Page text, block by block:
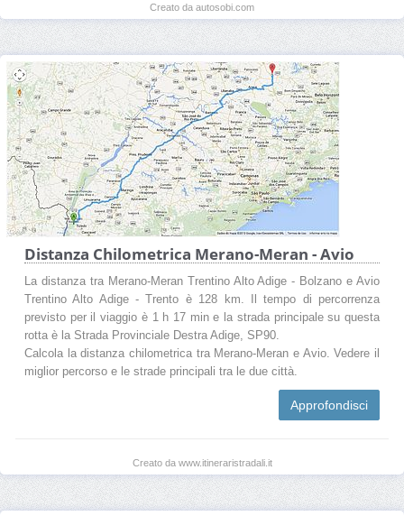
Creato da autosobi.com
Distanza Chilometrica Merano-Meran - Avio
La distanza tra Merano-Meran Trentino Alto Adige - Bolzano e Avio
Trentino Alto Adige - Trento è 128 km. Il tempo di percorrenza
previsto per il viaggio è 1 h 17 min e la strada principale su questa
rotta è la Strada Provinciale Destra Adige, SP90.
Calcola la distanza chilometrica tra Merano-Meran e Avio. Vedere il
miglior percorso e le strade principali tra le due città.
Approfondisci
Creato da www.itineraristradali.it